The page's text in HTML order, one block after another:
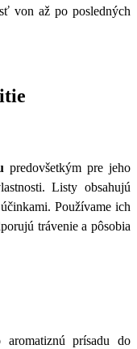
von až po posledných
predovšetkým pre jeho
Listy obsahujú
Používame ich
trávenie a pôsobia
prísadu do